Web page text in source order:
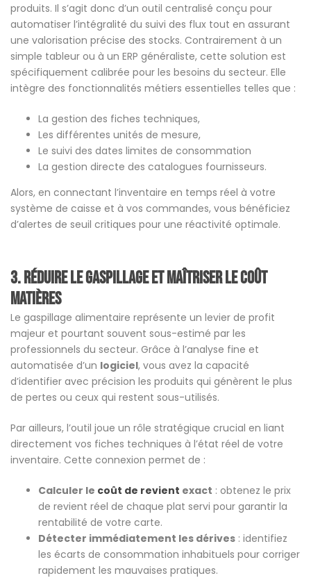
produits. Il s’agit donc d’un outil centralisé conçu pour
automatiser l’intégralité du suivi des flux tout en assurant
une valorisation précise des stocks. Contrairement à un
simple tableur ou à un ERP généraliste, cette solution est
spécifiquement calibrée pour les besoins du secteur. Elle
intègre des fonctionnalités métiers essentielles telles que :
La gestion des fiches techniques,
Les différentes unités de mesure,
Le suivi des dates limites de consommation
La gestion directe des catalogues fournisseurs.
Alors, en connectant l’inventaire en temps réel à votre
système de caisse et à vos commandes, vous bénéficiez
d’alertes de seuil critiques pour une réactivité optimale.
3.Réduire le gaspillage et maîtriser le coût
matières
Le gaspillage alimentaire représente un levier de profit
majeur et pourtant souvent sous-estimé par les
professionnels du secteur. Grâce à l’analyse fine et
automatisée d’un logiciel, vous avez la capacité
d’identifier avec précision les produits qui génèrent le plus
de pertes ou ceux qui restent sous-utilisés.
Par ailleurs, l’outil joue un rôle stratégique crucial en liant
directement vos fiches techniques à l’état réel de votre
inventaire. Cette connexion permet de :
Calculer le coût de revient exact : obtenez le prix
de revient réel de chaque plat servi pour garantir la
rentabilité de votre carte.
Détecter immédiatement les dérives : identifiez
les écarts de consommation inhabituels pour corriger
rapidement les mauvaises pratiques.